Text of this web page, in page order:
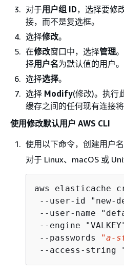
对于用户组 ID，选择要修
接，而不是复选框。
选择修改。
在修改窗口中，选择管理
择用户名为默认值的用户。
选择选择。
选择 Modify(修改)。执行
缓存之间的任何现有连接将
使用修改默认用户 AWS CLI
使用以下命令，创建用户
对于 Linux、macOS 或
aws elasticache
--user-id "new-
--user-name
--engine
--passwords
"a-
--access-string